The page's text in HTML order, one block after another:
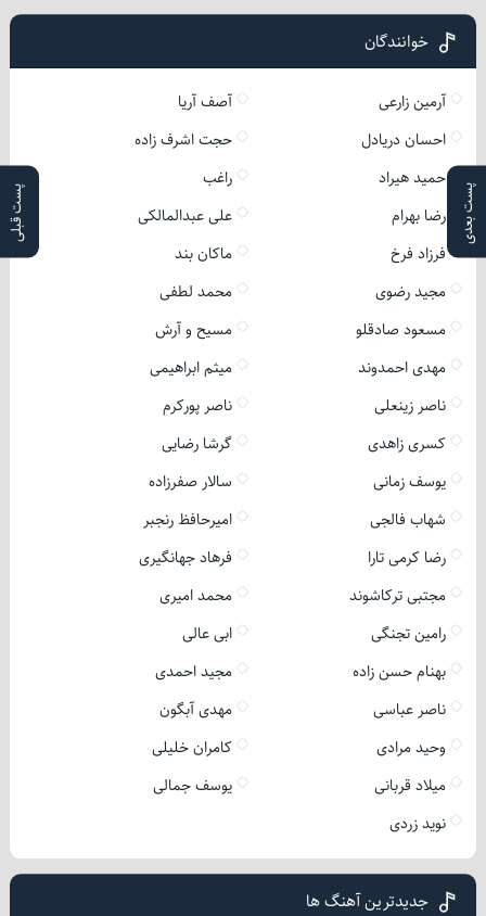
پست بعدی پست قبلی
خوانندگان
آرمین زارعی
آصف آریا
احسان دریادل
حجت اشرف زاده
حمید هیراد
راغب
رضا بهرام
علی عبدالمالکی
فرزاد فرخ
ماکان بند
مجید رضوی
محمد لطفی
مسعود صادقلو
مسیح و آرش
مهدی احمدوند
میثم ابراهیمی
ناصر زینعلی
ناصر پورکرم
کسری زاهدی
گرشا رضایی
یوسف زمانی
سالار صفرزاده
شهاب فالجی
امیرحافظ رنجبر
رضا کرمی تارا
فرهاد جهانگیری
مجتبی ترکاشوند
محمد امیری
رامین تجنگی
ابی عالی
بهنام حسن زاده
مجید احمدی
ناصر عباسی
مهدی آبگون
وحید مرادی
کامران خلیلی
میلاد قربانی
یوسف جمالی
نوید زردی
جدیدترین آهنگ ها